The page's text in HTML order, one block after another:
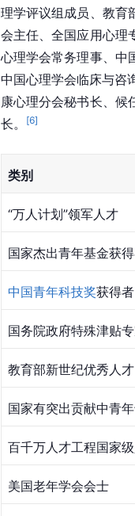
理学评议组成员、教育
会主任、全国应用心理
心理学会常务理事、中
中国心理学会临床与咨
康心理分会秘书长、候
长。
[6]
类别
“万人计划”领军人才
国家杰出青年基金获
中国青年科技奖获得者
国务院政府特殊津贴
教育部新世纪优秀人才
国家有突出贡献中青
百千万人才工程国家
美国老年学会会士